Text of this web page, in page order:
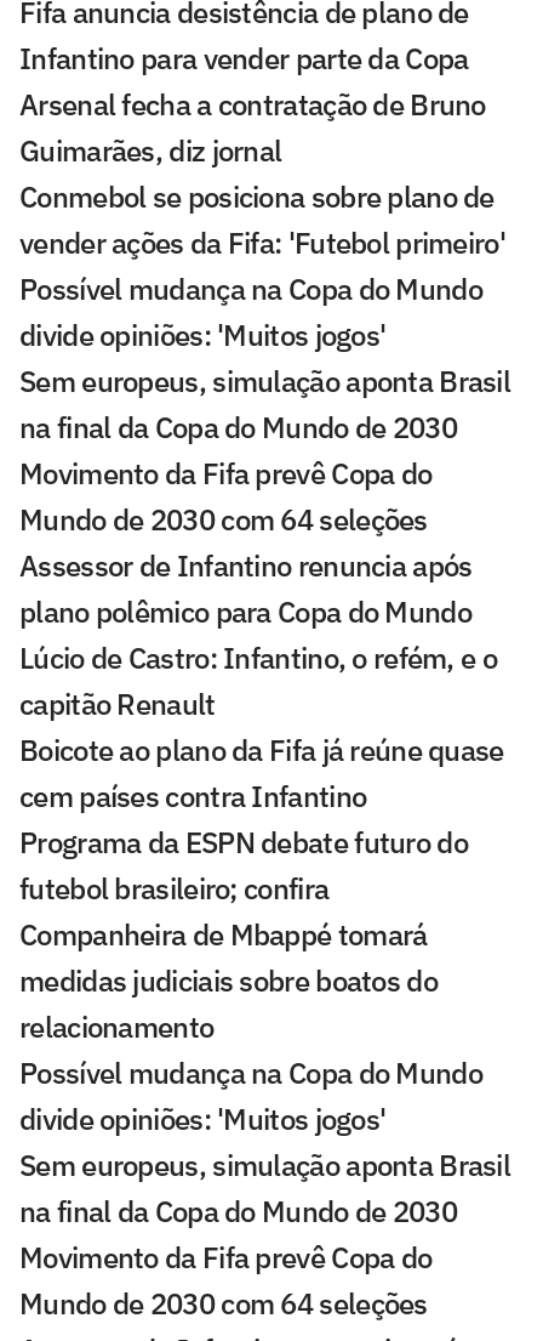
Fifa anuncia desistência de plano de
Infantino para vender parte da Copa
Arsenal fecha a contratação de Bruno
Guimarães, diz jornal
Conmebol se posiciona sobre plano de
vender ações da Fifa: 'Futebol primeiro'
Possível mudança na Copa do Mundo
divide opiniões: 'Muitos jogos'
Sem europeus, simulação aponta Brasil
na final da Copa do Mundo de 2030
Movimento da Fifa prevê Copa do
Mundo de 2030 com 64 seleções
Assessor de Infantino renuncia após
plano polêmico para Copa do Mundo
Lúcio de Castro: Infantino, o refém, e o
capitão Renault
Boicote ao plano da Fifa já reúne quase
cem países contra Infantino
Programa da ESPN debate futuro do
futebol brasileiro; confira
Companheira de Mbappé tomará
medidas judiciais sobre boatos do
relacionamento
Possível mudança na Copa do Mundo
divide opiniões: 'Muitos jogos'
Sem europeus, simulação aponta Brasil
na final da Copa do Mundo de 2030
Movimento da Fifa prevê Copa do
Mundo de 2030 com 64 seleções